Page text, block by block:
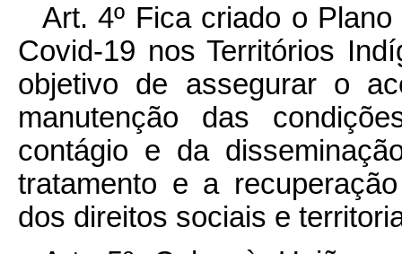
Art. 4º Fica criado o
Covid-19 nos Territórios
objetivo de assegurar o
manutenção das
contágio e da
tratamento e a
dos direitos sociais e